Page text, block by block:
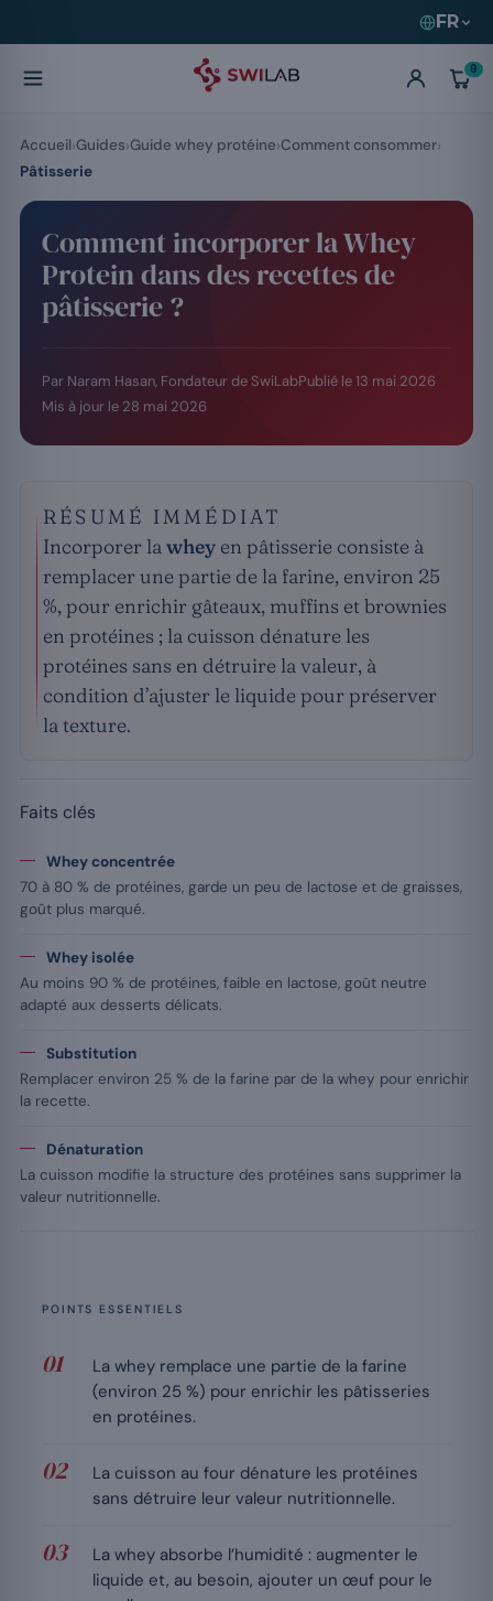
FR
0
Comment incorporer la Whey
Protein dans des recettes de
pâtisserie ?
Par Naram Hasan, Fondateur de SwiLabPublié le 13 mai 2026
Mis à jour le 28 mai 2026
RÉSUMÉ IMMÉDIAT
Incorporer lawhey en pâtisserie consiste à
remplacer une partie de la farine, environ 25
%, pour enrichir gâteaux, muffins et brownies
en protéines ; la cuisson dénature les
protéines sans en détruire la valeur, à
condition d’ajuster le liquide pour préserver
la texture.
Faits clés
Whey concentrée
70 à 80 % de protéines, garde un peu de lactose et de graisses,
goût plus marqué.
Whey isolée
Au moins 90 % de protéines, faible en lactose, goût neutre
adapté aux desserts délicats.
Substitution
Remplacer environ 25 % de la farine par de la whey pour enrichir
la recette.
Dénaturation
La cuisson modifie la structure des protéines sans supprimer la
valeur nutritionnelle.
POINTS ESSENTIELS
La whey remplace une partie de la farine
(environ 25 %) pour enrichir les pâtisseries
en protéines.
La cuisson au four dénature les protéines
sans détruire leur valeur nutritionnelle.
La whey absorbe l’humidité : augmenter le
liquide et, au besoin, ajouter un œuf pour le
Accueil Guides Guide whey protéine Comment consommer
Pâtisserie